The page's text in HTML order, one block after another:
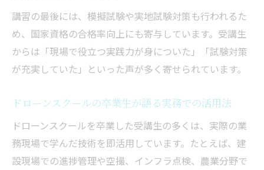
講習の最後には、模擬試験や実地試験対策も行われるた
め、国家資格の合格率向上にも寄与しています。受講生
からは「現場で役立つ実践力が身についた」「試験対策
が充実していた」といった声が多く寄せられています。
ドローンスクールの卒業生が語る実務での活用法
ドローンスクールを卒業した受講生の多くは、実際の業
務現場で学んだ技術を即活用しています。たとえば、建
設現場での進捗管理や空撮、インフラ点検、農業分野で